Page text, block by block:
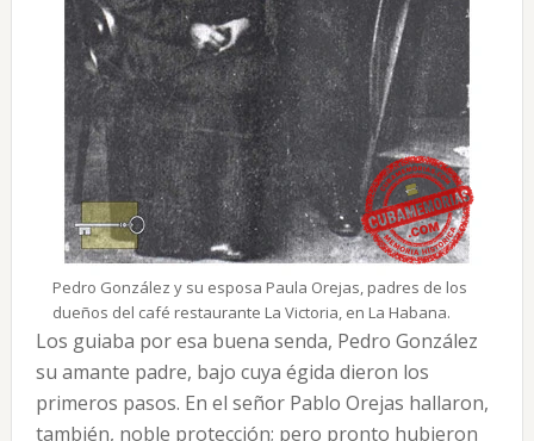
Pedro González y su esposa Paula Orejas, padres de los
dueños del café restaurante La Victoria, en La Habana.
Los guiaba por esa buena senda, Pedro González
su amante padre, bajo cuya égida dieron los
primeros pasos. En el señor Pablo Orejas hallaron,
también, noble protección; pero pronto hubieron